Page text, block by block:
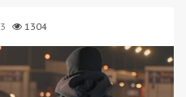
1304